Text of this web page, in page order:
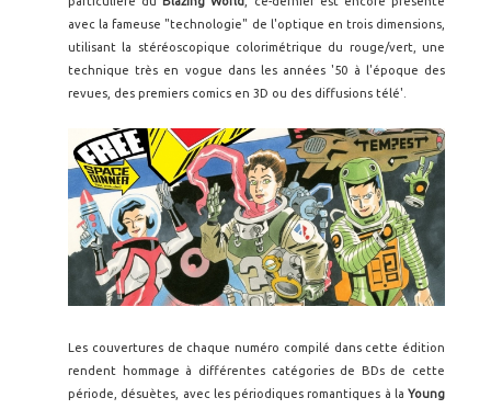
avec la fameuse "technologie" de l'optique en trois dimensions,
utilisant la stéréoscopique colorimétrique du rouge/vert, une
technique très en vogue dans les années '50 à l'époque des
revues, des premiers comics en 3D ou des diffusions télé'.
Les couvertures de chaque numéro compilé dans cette édition
rendent hommage à différentes catégories de BDs de cette
période, désuètes, avec les périodiques romantiques à la Young